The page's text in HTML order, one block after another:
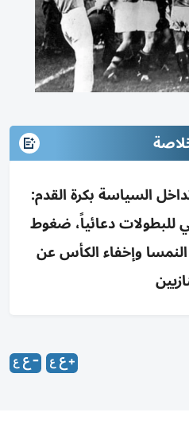
السياسة بكرة القدم:
للبطولات دعائياً، ضغوط
وإخفاء الكأس عن